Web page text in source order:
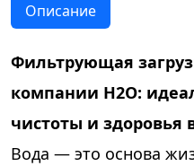
Описание
Фильтрующая
компании Н2О:
чистоты и здоровья
Вода — это основа